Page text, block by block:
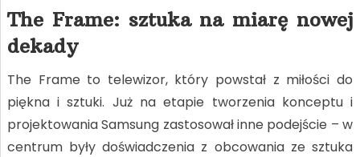
The Frame: sztuka na miarę nowej
dekady
The Frame to telewizor, który powstał z miłości do
piękna i sztuki. Już na etapie tworzenia konceptu i
projektowania Samsung zastosował inne podejście – w
centrum były doświadczenia z obcowania ze sztuka